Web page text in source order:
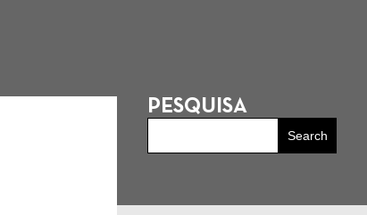
PESQUISA